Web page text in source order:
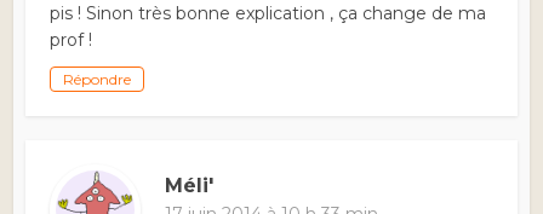
pis ! Sinon très bonne explication , ça change de ma
prof !
Répondre
Méli'